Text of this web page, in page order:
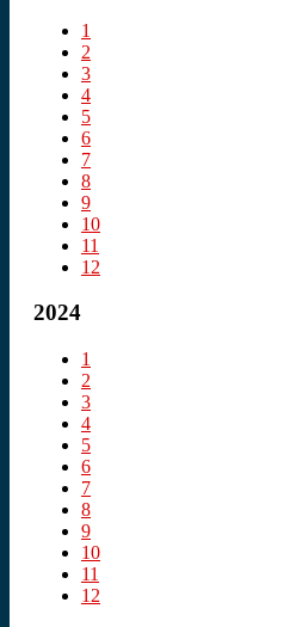
1
2
3
4
5
6
7
8
9
10
11
12
2024
1
2
3
4
5
6
7
8
9
10
11
12